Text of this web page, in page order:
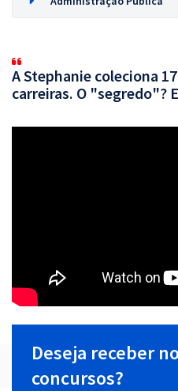
A Stephanie coleciona
carreiras. O "segredo"?
Deseja receber
concursos?